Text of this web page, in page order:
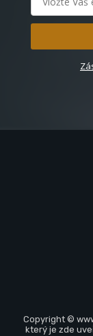
Copyright ©
který je zde